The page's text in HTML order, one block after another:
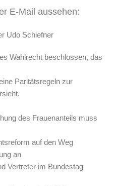
E-Mail aussehen:
Udo Schiefner
Wahlrecht beschlossen, das
Paritätsregeln zur
des Frauenanteils muss
auf den Weg
an
Vertreter im Bundestag